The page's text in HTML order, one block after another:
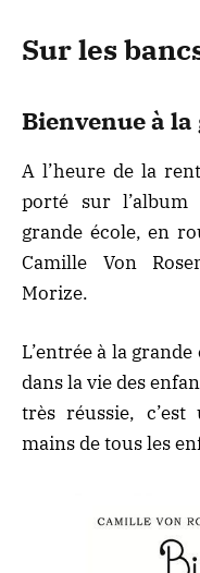
Sur les
Bienvenue à
A l’heure de la
porté sur l’album
grande école, en
Camille Von
Morize.
L’entrée à la
dans la vie des
très réussie,
mains de tous les